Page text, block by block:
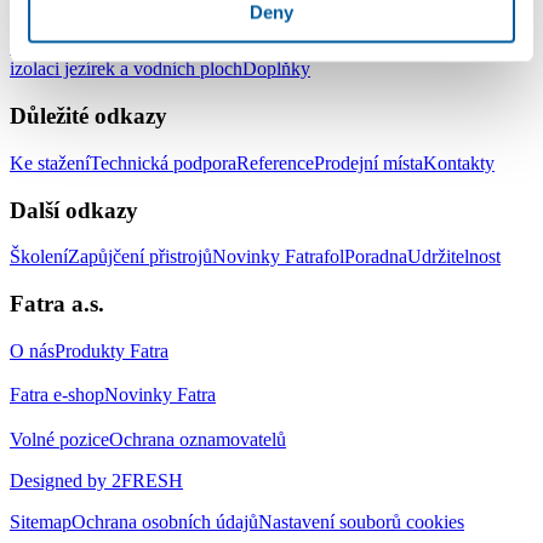
Deny
Střešní hydroizolační systémZemní hydroizolační systémSystém pro
izolaci jezírek a vodních plochDoplňky
Důležité odkazy
Ke staženíTechnická podporaReferenceProdejní místaKontakty
Další odkazy
ŠkoleníZapůjčení přistrojůNovinky FatrafolPoradnaUdržitelnost
Fatra a.s.
O násProdukty Fatra
Fatra e-shopNovinky Fatra
Volné poziceOchrana oznamovatelů
Designed by 2FRESH
SitemapOchrana osobních údajůNastavení souborů cookies